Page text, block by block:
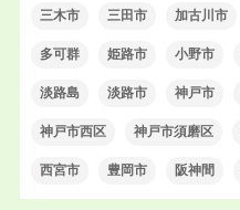
三木市 三田市 加古川市
多可群 姫路市 小野市
淡路島 淡路市 神戸市
神戸市西区 神戸市須磨区
西宮市 豊岡市 阪神間